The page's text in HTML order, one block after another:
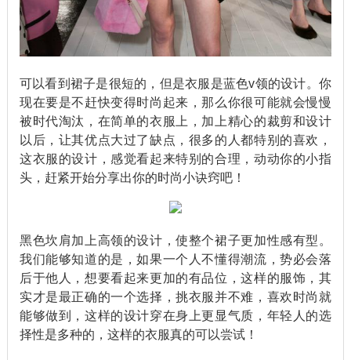
可以看到裙子是很短的，但是衣服是蓝色v领的设计。你
现在要是不赶快变得时尚起来，那么你很可能就会慢慢
被时代淘汰，在简单的衣服上，加上精心的裁剪和设计
以后，让其优点大过了缺点，很多的人都特别的喜欢，
这衣服的设计，感觉看起来特别的合理，动动你的小指
头，赶紧开始分享出你的时尚小诀窍吧！
黑色坎肩加上高领的设计，使整个裙子更加性感有型。
我们能够知道的是，如果一个人不懂得潮流，势必会落
后于他人，想要看起来更加的有品位，这样的服饰，其
实才是最正确的一个选择，挑衣服并不难，喜欢时尚就
能够做到，这样的设计穿在身上更显气质，年轻人的选
择性是多种的，这样的衣服真的可以尝试！